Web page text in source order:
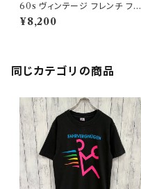
60s ヴィンテージ フレンチ フィ
ッシャーマンシャツ プルオーバ
ー ビンテージ
¥8,200
同じカテゴリの商品